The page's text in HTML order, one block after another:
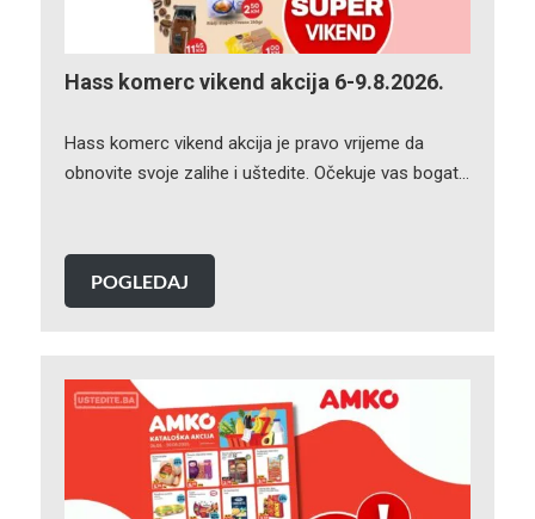
Hass komerc vikend akcija 6-9.8.2026.
Hass komerc vikend akcija je pravo vrijeme da
obnovite svoje zalihe i uštedite. Očekuje vas bogat…
POGLEDAJ